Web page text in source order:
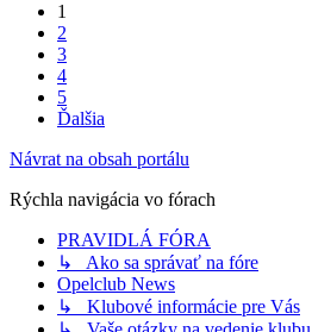
1
2
3
4
5
Ďalšia
Návrat na obsah portálu
Rýchla navigácia vo fórach
PRAVIDLÁ FÓRA
↳ Ako sa správať na fóre
Opelclub News
↳ Klubové informácie pre Vás